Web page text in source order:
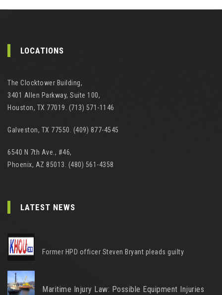
LOCATIONS
The Clocktower Building,
3401 Allen Parkway, Suite 100,
Houston, TX 77019. (713) 571-1146
Galveston, TX 77550. (409) 877-4545
6540 N 7th Ave., #46,
Phoenix, AZ 85013. (480) 561-4358
LATEST NEWS
Former HPD officer Steven Bryant pleads guilty
Maritime Injury Law: Possible Equipment Injuries